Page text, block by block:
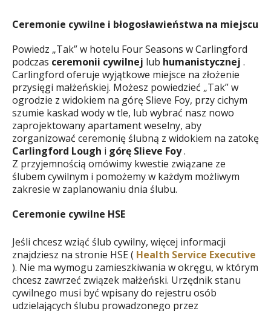
Ceremonie cywilne i błogosławieństwa na miejscu
Powiedz „Tak” w hotelu Four Seasons w Carlingford
podczas ceremonii cywilnej lub humanistycznej .
Carlingford oferuje wyjątkowe miejsce na złożenie
przysięgi małżeńskiej. Możesz powiedzieć „Tak” w
ogrodzie z widokiem na górę Slieve Foy, przy cichym
szumie kaskad wody w tle, lub wybrać nasz nowo
zaprojektowany apartament weselny, aby
zorganizować ceremonię ślubną z widokiem na zatokę
Carlingford Lough i górę Slieve Foy.
Z przyjemnością omówimy kwestie związane ze
ślubem cywilnym i pomożemy w każdym możliwym
zakresie w zaplanowaniu dnia ślubu.
Ceremonie cywilne HSE
Jeśli chcesz wziąć ślub cywilny, więcej informacji
znajdziesz na stronie HSE ( Health Service Executive
). Nie ma wymogu zamieszkiwania w okręgu, w którym
chcesz zawrzeć związek małżeński. Urzędnik stanu
cywilnego musi być wpisany do rejestru osób
udzielających ślubu prowadzonego przez